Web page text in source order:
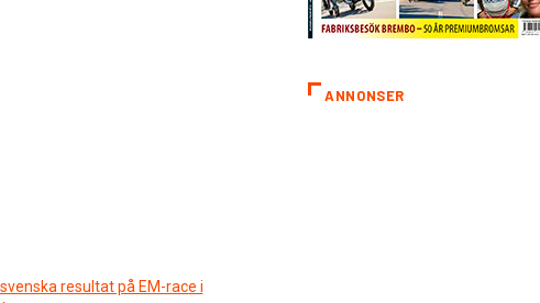
resultat på EM-race i
ANNONSER